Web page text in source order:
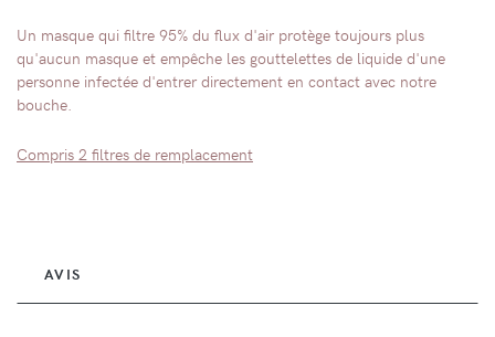
Un masque qui filtre 95% du flux d'air protège toujours plus
qu'aucun masque et empêche les gouttelettes de liquide d'une
personne infectée d'entrer directement en contact avec notre
bouche.
Compris 2 filtres de remplacement
AVIS